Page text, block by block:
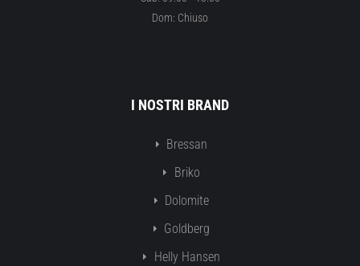
Dom: Chiuso
I NOSTRI BRAND
Bressan
Briko
Dolomite
Goldberg
Helly Hansen